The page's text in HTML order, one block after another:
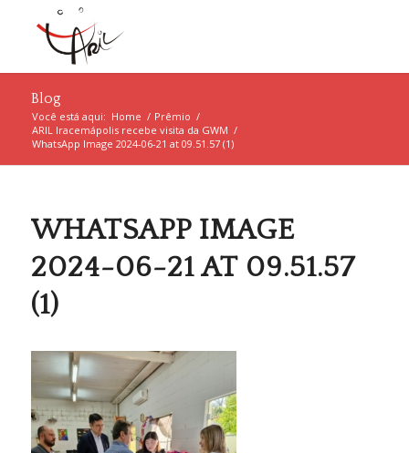
Blog
Você está aqui: Home / Prêmio /
ARIL Iracemápolis recebe visita da GWM /
WhatsApp Image 2024-06-21 at 09.51.57 (1)
WHATSAPP IMAGE
2024-06-21 AT 09.51.57
(1)